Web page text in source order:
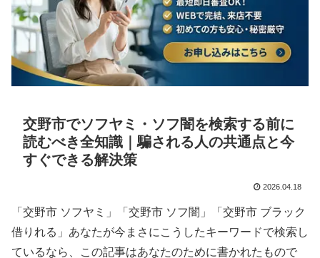
交野市でソフヤミ・ソフ闇を検索する前に
読むべき全知識｜騙される人の共通点と今
すぐできる解決策
2026.04.18
「交野市 ソフヤミ」「交野市 ソフ闇」「交野市 ブラック
借りれる」あなたが今まさにこうしたキーワードで検索し
ているなら、この記事はあなたのために書かれたもので